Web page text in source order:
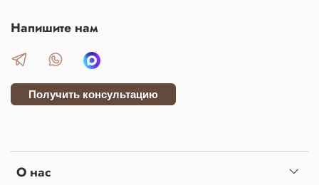
О нас
Напишите нам
Получить консультацию